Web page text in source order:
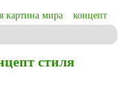
картина мира концепт
стиля